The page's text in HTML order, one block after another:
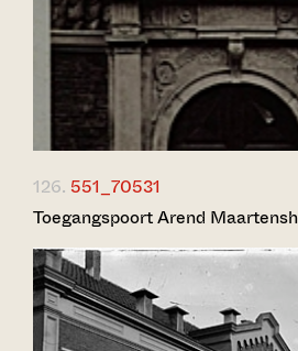
126. 551_70531
Toegangspoort Arend